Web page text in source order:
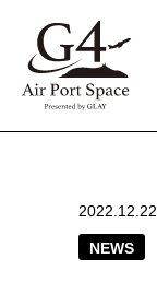
2022.12.22
NEWS